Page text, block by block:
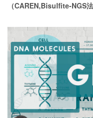
（CAREN,Bisulfite-NGS